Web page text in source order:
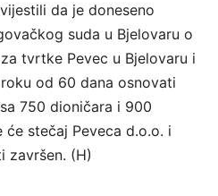
da je doneseno
suda u Bjelovaru o
tvrtke Pevec u Bjelovaru i
od 60 dana osnovati
750 dioničara i 900
će stečaj Peveca d.o.o. i
završen. (H)